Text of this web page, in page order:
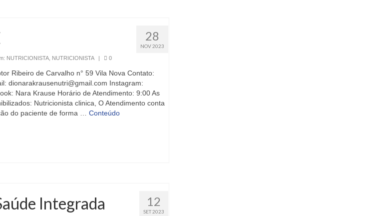
28
NOV 2023
NUTRICIONISTA, NUTRICIONISTA | 0
Ribeiro de Carvalho n° 59 Vila Nova Contato:
dionarakrausenutri@gmail.com Instagram:
Nara Krause Horário de Atendimento: 9:00 As
Nutricionista clinica, O Atendimento conta
do paciente de forma … Conteúdo
12
SET 2023
Integrada